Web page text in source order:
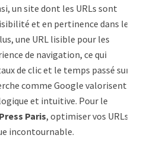
un site dont les URLs sont
et en pertinence dans les
une URL lisible pour les
de navigation, ce qui
de clic et le temps passé sur
comme Google valorisent
et intuitive. Pour le
Paris, optimiser vos URLs
incontournable.